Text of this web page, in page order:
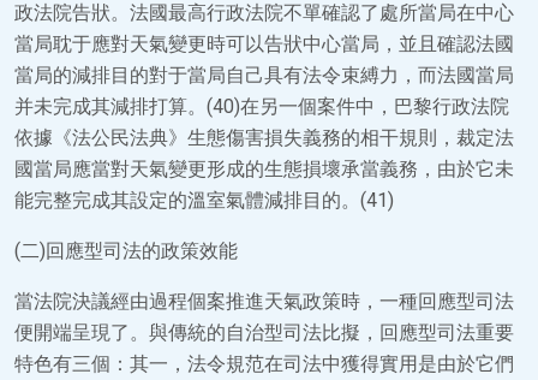
政法院告狀。法國最高行政法院不單確認了處所當局在中心
當局耽于應對天氣變更時可以告狀中心當局，並且確認法國
當局的減排目的對于當局自己具有法令束縛力，而法國當局
并未完成其減排打算。(40)在另一個案件中，巴黎行政法院
依據《法公民法典》生態傷害損失義務的相干規則，裁定法
國當局應當對天氣變更形成的生態損壞承當義務，由於它未
能完整完成其設定的溫室氣體減排目的。(41)
(二)回應型司法的政策效能
當法院決議經由過程個案推進天氣政策時，一種回應型司法
便開端呈現了。與傳統的自治型司法比擬，回應型司法重要
特色有三個：其一，法令規范在司法中獲得實用是由於它們